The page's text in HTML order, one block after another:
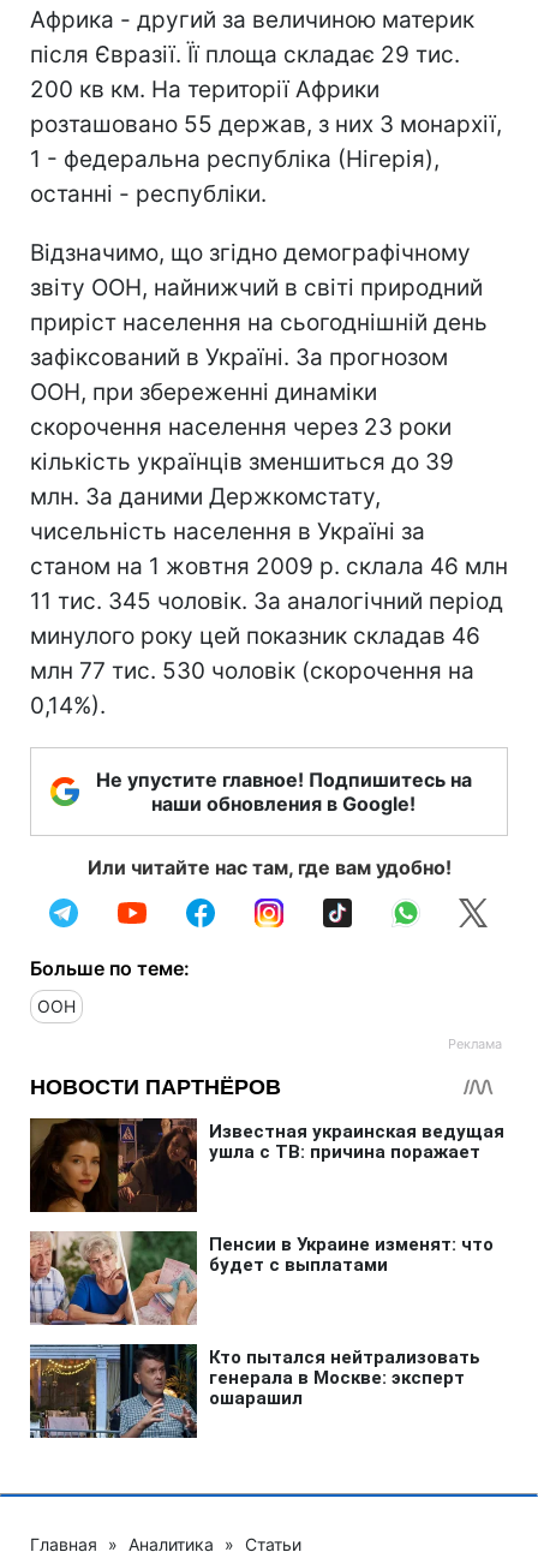
Африка - другий за величиною материк
після Євразії. Її площа складає 29 тис.
200 кв км. На території Африки
розташовано 55 держав, з них 3 монархії,
1 - федеральна республіка (Нігерія),
останні - республіки.
Відзначимо, що згідно демографічному
звіту ООН, найнижчий в світі природний
приріст населення на сьогоднішній день
зафіксований в Україні. За прогнозом
ООН, при збереженні динаміки
скорочення населення через 23 роки
кількість українців зменшиться до 39
млн. За даними Держкомстату,
чисельність населення в Україні за
станом на 1 жовтня 2009 р. склала 46 млн
11 тис. 345 чоловік. За аналогічний період
минулого року цей показник складав 46
млн 77 тис. 530 чоловік (скорочення на
0,14%).
Не упустите главное! Подпишитесь на
наши обновления в Google!
Или читайте нас там, где вам удобно!
Больше по теме:
ООН
Главная » Аналитика » Статьи